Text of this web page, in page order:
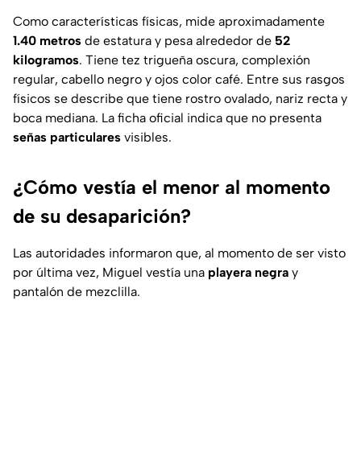
Como características físicas, mide aproximadamente
1.40 metros de estatura y pesa alrededor de 52
kilogramos. Tiene tez trigueña oscura, complexión
regular, cabello negro y ojos color café. Entre sus rasgos
físicos se describe que tiene rostro ovalado, nariz recta y
boca mediana. La ficha oficial indica que no presenta
señas particulares visibles.
¿Cómo vestía el menor al momento
de su desaparición?
Las autoridades informaron que, al momento de ser visto
por última vez, Miguel vestía una playera negra y
pantalón de mezclilla.